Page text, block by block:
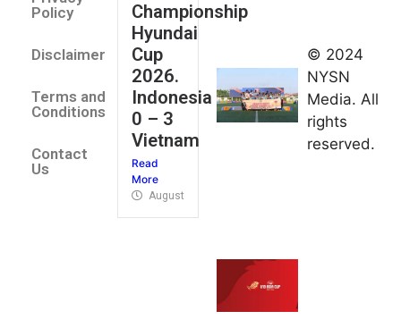
Policy
Disclaimer
Terms and
Conditions
Contact
Us
Championship
Hyundai
Cup
2026.
Indonesia
0 – 3
Vietnam
Read
More
August 4, 2026
umum
Kejurnas
Panahan
Junior di
Kudus
© 2024
NYSN
Media. All
rights
reserved.